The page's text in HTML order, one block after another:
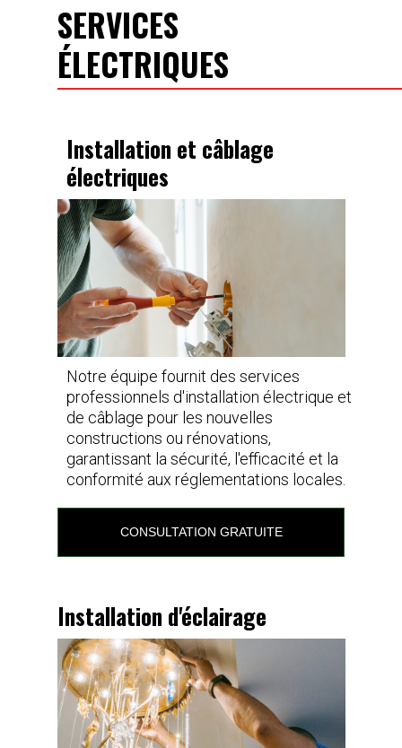
SERVICES
ÉLECTRIQUES
Installation d'éclairage
Installation et câblage
électriques
CONSULTATION GRATUITE
Notre équipe fournit des services
professionnels d'installation électrique et
de câblage pour les nouvelles
constructions ou rénovations,
garantissant la sécurité, l'efficacité et la
conformité aux réglementations locales.